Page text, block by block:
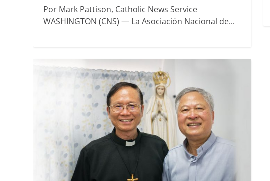
Por Mark Pattison, Catholic News Service
WASHINGTON (CNS) — La Asociación Nacional de...